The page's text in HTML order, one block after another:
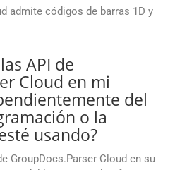
admite códigos de barras 1D y
API de
Cloud en mi
del
o la
usando?
GroupDocs.Parser Cloud en su